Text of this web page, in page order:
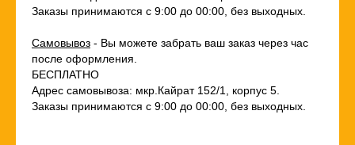
Заказы принимаются с 9:00 до 00:00, без выходных.
Самовывоз - Вы можете забрать ваш заказ через час
после оформления.
БЕСПЛАТНО
Адрес самовывоза: мкр.Кайрат 152/1, корпус 5.
Заказы принимаются с 9:00 до 00:00, без выходных.